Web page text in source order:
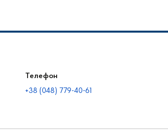
Телефон
+38 (048) 779-40-61